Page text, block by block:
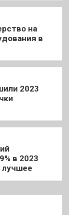
на
в
2023
в 2023
лучшее